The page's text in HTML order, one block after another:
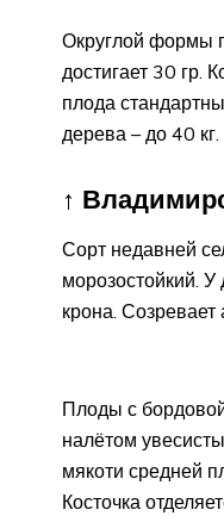
Округлой формы
достигает 30 гр.
плода
дерева – до 40 кг.
↑
Сорт недавней
морозостойкий.
крона.
Плоды с
налётом
мякоти средней
Косточка